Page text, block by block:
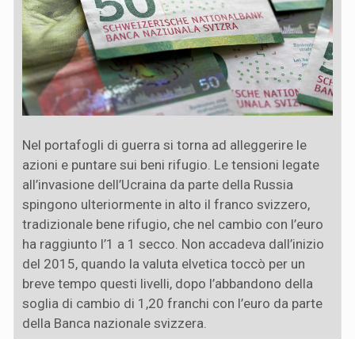
Nel portafogli di guerra si torna ad alleggerire le
azioni e puntare sui beni rifugio. Le tensioni legate
all’invasione dell’Ucraina da parte della Russia
spingono ulteriormente in alto il franco svizzero,
tradizionale bene rifugio, che nel cambio con l’euro
ha raggiunto l’1 a 1 secco. Non accadeva dall’inizio
del 2015, quando la valuta elvetica toccò per un
breve tempo questi livelli, dopo l’abbandono della
soglia di cambio di 1,20 franchi con l’euro da parte
della Banca nazionale svizzera.